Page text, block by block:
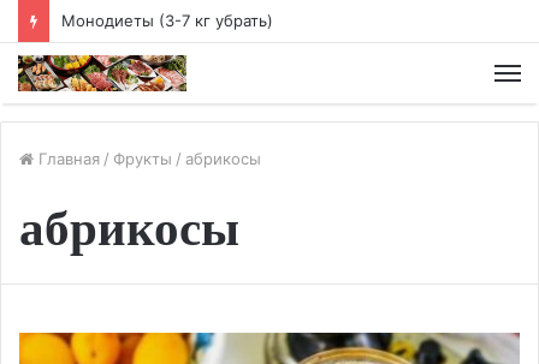
Чайная диета
Главная / Фрукты / абрикосы
абрикосы